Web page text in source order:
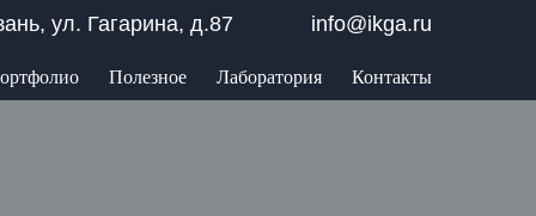
info@ikga.ru
ул. Гагарина, д.87
Полезное Лаборатория Контакты